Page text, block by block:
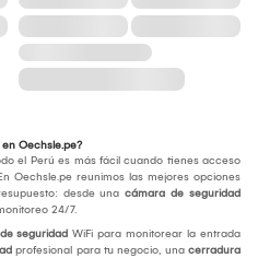
Oechsle.pe?
el Perú es más fácil cuando tienes acceso
Oechsle.pe reunimos las mejores opciones
desde una cámara de seguridad
24/7.
seguridad WiFi para monitorear la entrada
profesional para tu negocio, una cerradura